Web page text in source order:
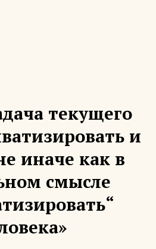
текущего
и
иначе как в
смысле